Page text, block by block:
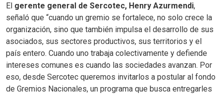
El gerente general de Sercotec, Henry Azurmendi,
señaló que “cuando un gremio se fortalece, no solo crece la
organización, sino que también impulsa el desarrollo de sus
asociados, sus sectores productivos, sus territorios y el
país entero. Cuando uno trabaja colectivamente y defiende
intereses comunes es cuando las sociedades avanzan. Por
eso, desde Sercotec queremos invitarlos a postular al fondo
de Gremios Nacionales, un programa que busca entregarles